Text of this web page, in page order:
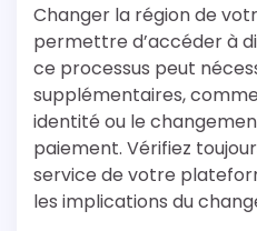
Changer la région de
permettre d’accéder à
ce processus peut
supplémentaires,
identité ou le
paiement. Vérifiez
service de votre
les implications du